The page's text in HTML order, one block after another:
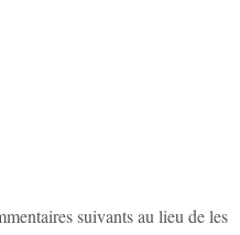
suivants au lieu de les